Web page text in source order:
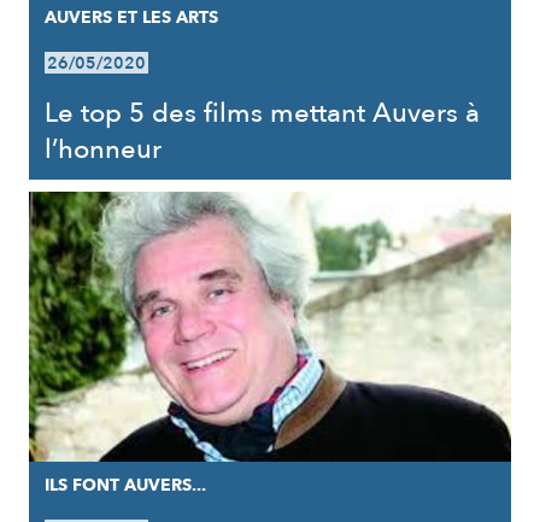
AUVERS ET LES ARTS
26/05/2020
Le top 5 des films mettant Auvers à
l’honneur
ILS FONT AUVERS...